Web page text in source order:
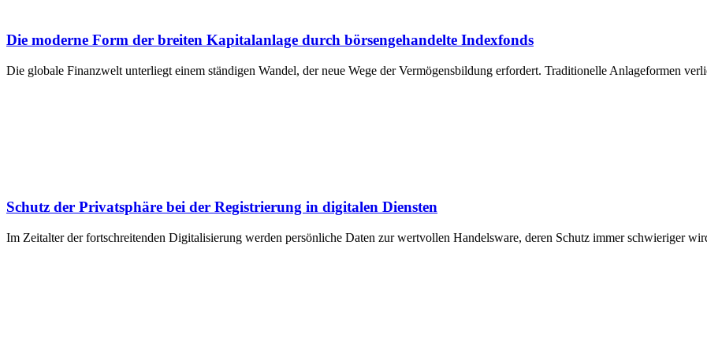
Die moderne Form der breiten Kapitalanlage durch börsengehandelte Indexfonds
Die globale Finanzwelt unterliegt einem ständigen Wandel, der neue Wege der Vermögensbildung erfordert. Traditionelle Anlageformen
Schutz der Privatsphäre bei der Registrierung in digitalen Diensten
Im Zeitalter der fortschreitenden Digitalisierung werden persönliche Daten zur wertvollen Handelsware, deren Schutz immer schwieriger